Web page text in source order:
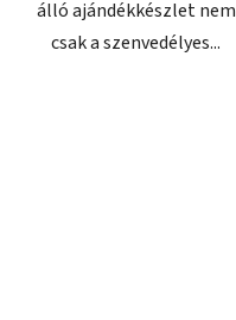
álló ajándékkészlet nem
csak a szenvedélyes...